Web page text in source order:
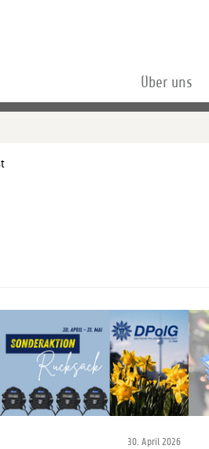
Über uns
30. April 2026